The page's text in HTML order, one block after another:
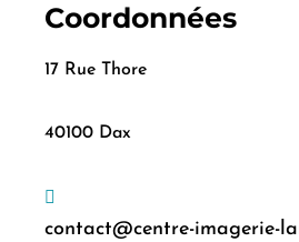
Coordonnées
17 Rue Thore
40100 Dax
contact@centre-imagerie-